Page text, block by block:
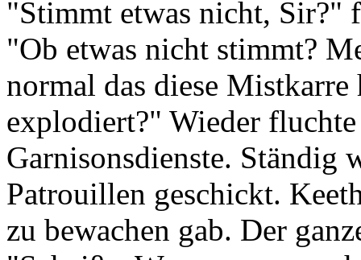
"Stimmt etwas nicht, Sir?"
"Ob etwas nicht stimmt?
normal das diese
explodiert?" Wieder fluchte
Garnisonsdienste. Ständig
Patrouillen geschickt.
zu bewachen gab. Der